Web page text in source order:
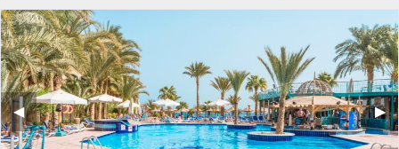
▶︎
◀︎